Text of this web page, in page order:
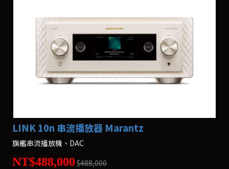
LINK 10n 串流播放器 Marantz
旗艦串流播放機、DAC
NT$488,000 $488,000